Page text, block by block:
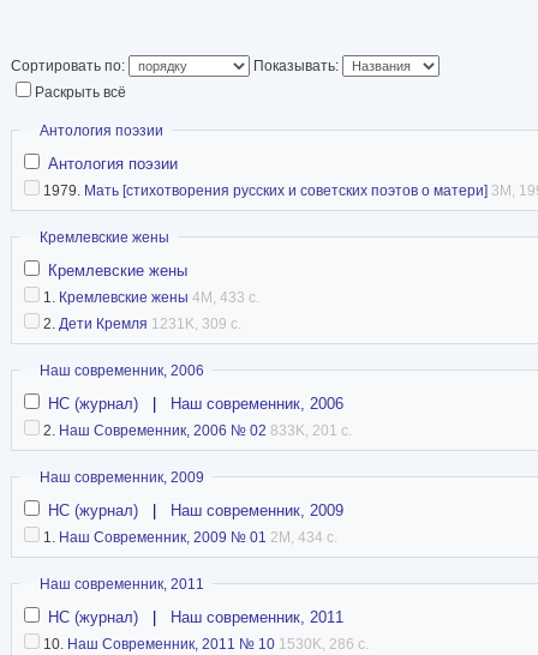
В 1958 году окончила филологический
возрасте 82 лет — 27 февраля 2018 года.
Троекуровском кладбище.
Была замужем за журналистом и
Олегом Васильевым. Они поженились на
университета в 1957 году. После замужества
фамилию супруга. Есть сын.
Википедия
Сортировать по:
Показывать:
Раскрыть всё
Скрыть
Антология поэзии
Антология поэзии
1979. Мать [стихотворения русских и советских поэтов о матери] 3M,
Скрыть
Кремлевские жены
Кремлевские жены
1. Кремлевские жены 4M, 433 с.
2. Дети Кремля 1231K, 309 с.
Скрыть
Наш современник, 2006
НС (журнал) Наш современник, 2006
2. Наш Современник, 2006 № 02 833K, 201 с.
Скрыть
Наш современник, 2009
НС (журнал) Наш современник, 2009
1. Наш Современник, 2009 № 01 2M, 434 с.
Скрыть
Наш современник, 2011
НС (журнал) Наш современник, 2011
10. Наш Современник, 2011 № 10 1530K, 286 с.